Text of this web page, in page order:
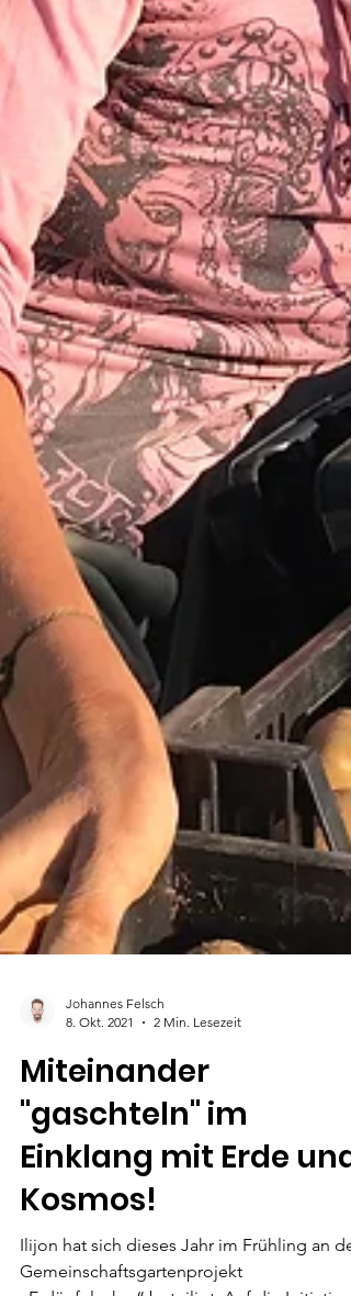
Johannes Felsch
8. Okt. 2021
2 Min. Lesezeit
Miteinander
"gaschteln" im
Einklang mit Erde und